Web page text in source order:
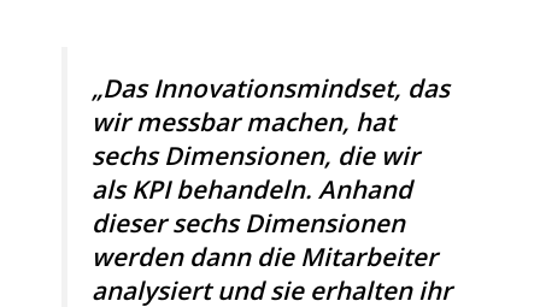
„Das Innovationsmindset, das
wir messbar machen, hat
sechs Dimensionen, die wir
als KPI behandeln. Anhand
dieser sechs Dimensionen
werden dann die Mitarbeiter
analysiert und sie erhalten ihr